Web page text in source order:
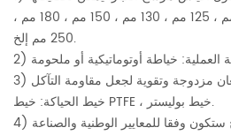
الحجم المعتاد: القطر 100 مم ، 125 مم ، 130 مم ، 150 مم ، 180 مم ،
250 مم إلخ.
العملية: خياطة أوتوماتيكية أو ملحومة
خيط الحياكة: خيط PTFE ، خيط بوليستر.
4) التفتيش: أكياس الترشيح ستكون وفقا للمعايير الوطنية والصناعة